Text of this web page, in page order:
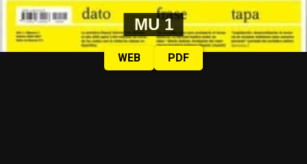
MU 1
WEB PDF